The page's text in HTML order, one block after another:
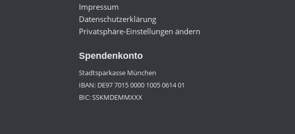
Impressum
Datenschutzerklärung
Privatsphäre-Einstellungen ändern
Spendenkonto
Stadtsparkasse München
IBAN: DE97 7015 0000 1005 0614 01
BIC: SSKMDEMMXXX